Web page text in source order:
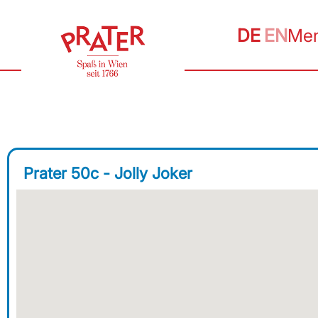
DE EN
Prater 50c - Jolly Joker